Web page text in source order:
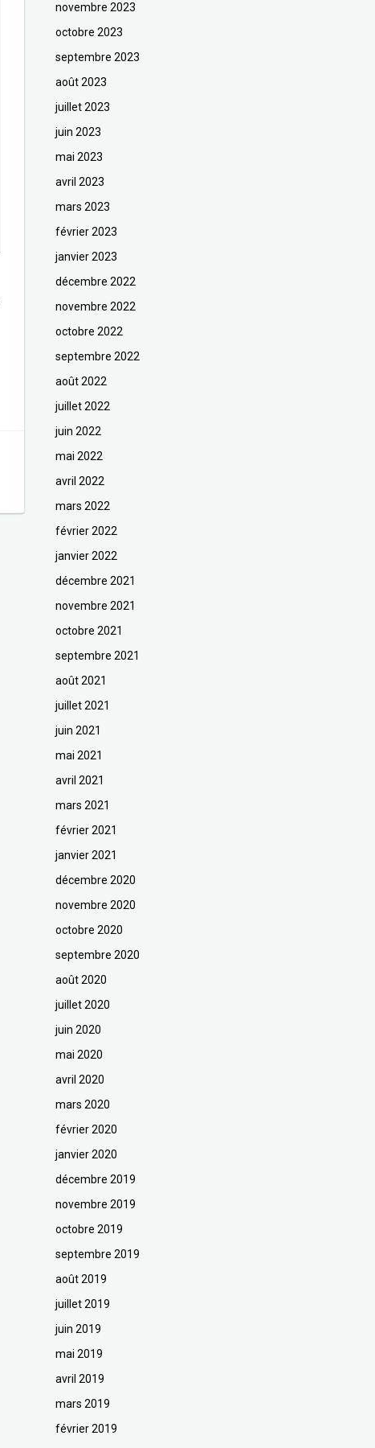
novembre 2023
octobre 2023
septembre 2023
août 2023
juillet 2023
juin 2023
mai 2023
avril 2023
mars 2023
février 2023
janvier 2023
décembre 2022
novembre 2022
octobre 2022
septembre 2022
août 2022
juillet 2022
juin 2022
mai 2022
avril 2022
mars 2022
février 2022
janvier 2022
décembre 2021
novembre 2021
octobre 2021
septembre 2021
août 2021
juillet 2021
juin 2021
mai 2021
avril 2021
mars 2021
février 2021
janvier 2021
décembre 2020
novembre 2020
octobre 2020
septembre 2020
août 2020
juillet 2020
juin 2020
mai 2020
avril 2020
mars 2020
février 2020
janvier 2020
décembre 2019
novembre 2019
octobre 2019
septembre 2019
août 2019
juillet 2019
juin 2019
mai 2019
avril 2019
mars 2019
février 2019